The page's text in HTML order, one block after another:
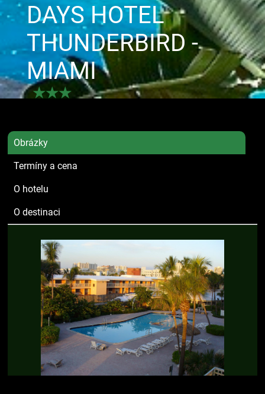
DAYS HOTEL
THUNDERBIRD -
MIAMI
★★★
Obrázky
Termíny a cena
O hotelu
O destinaci